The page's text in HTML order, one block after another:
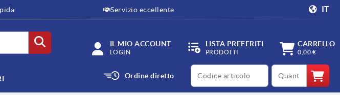
Servizio eccellente IT
IL MIO ACCOUNT
LOGIN
LISTA PREFERITI
PRODOTTI
CARRELLO
0,00 €
Ordine diretto
productCode qty